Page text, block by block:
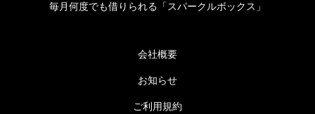
毎月何度でも借りられる「スパークルボックス」
会社概要
お知らせ
ご利用規約